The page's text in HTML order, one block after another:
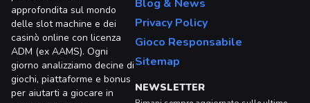
approfondita sul mondo
delle slot machine e dei
casinò online con licenza
ADM (ex AAMS). Ogni
giorno analizziamo decine di
giochi, piattaforme e bonus
per aiutarti a giocare in
Blog & News
Privacy Policy
Gioco Responsabile
Sitemap
NEWSLETTER